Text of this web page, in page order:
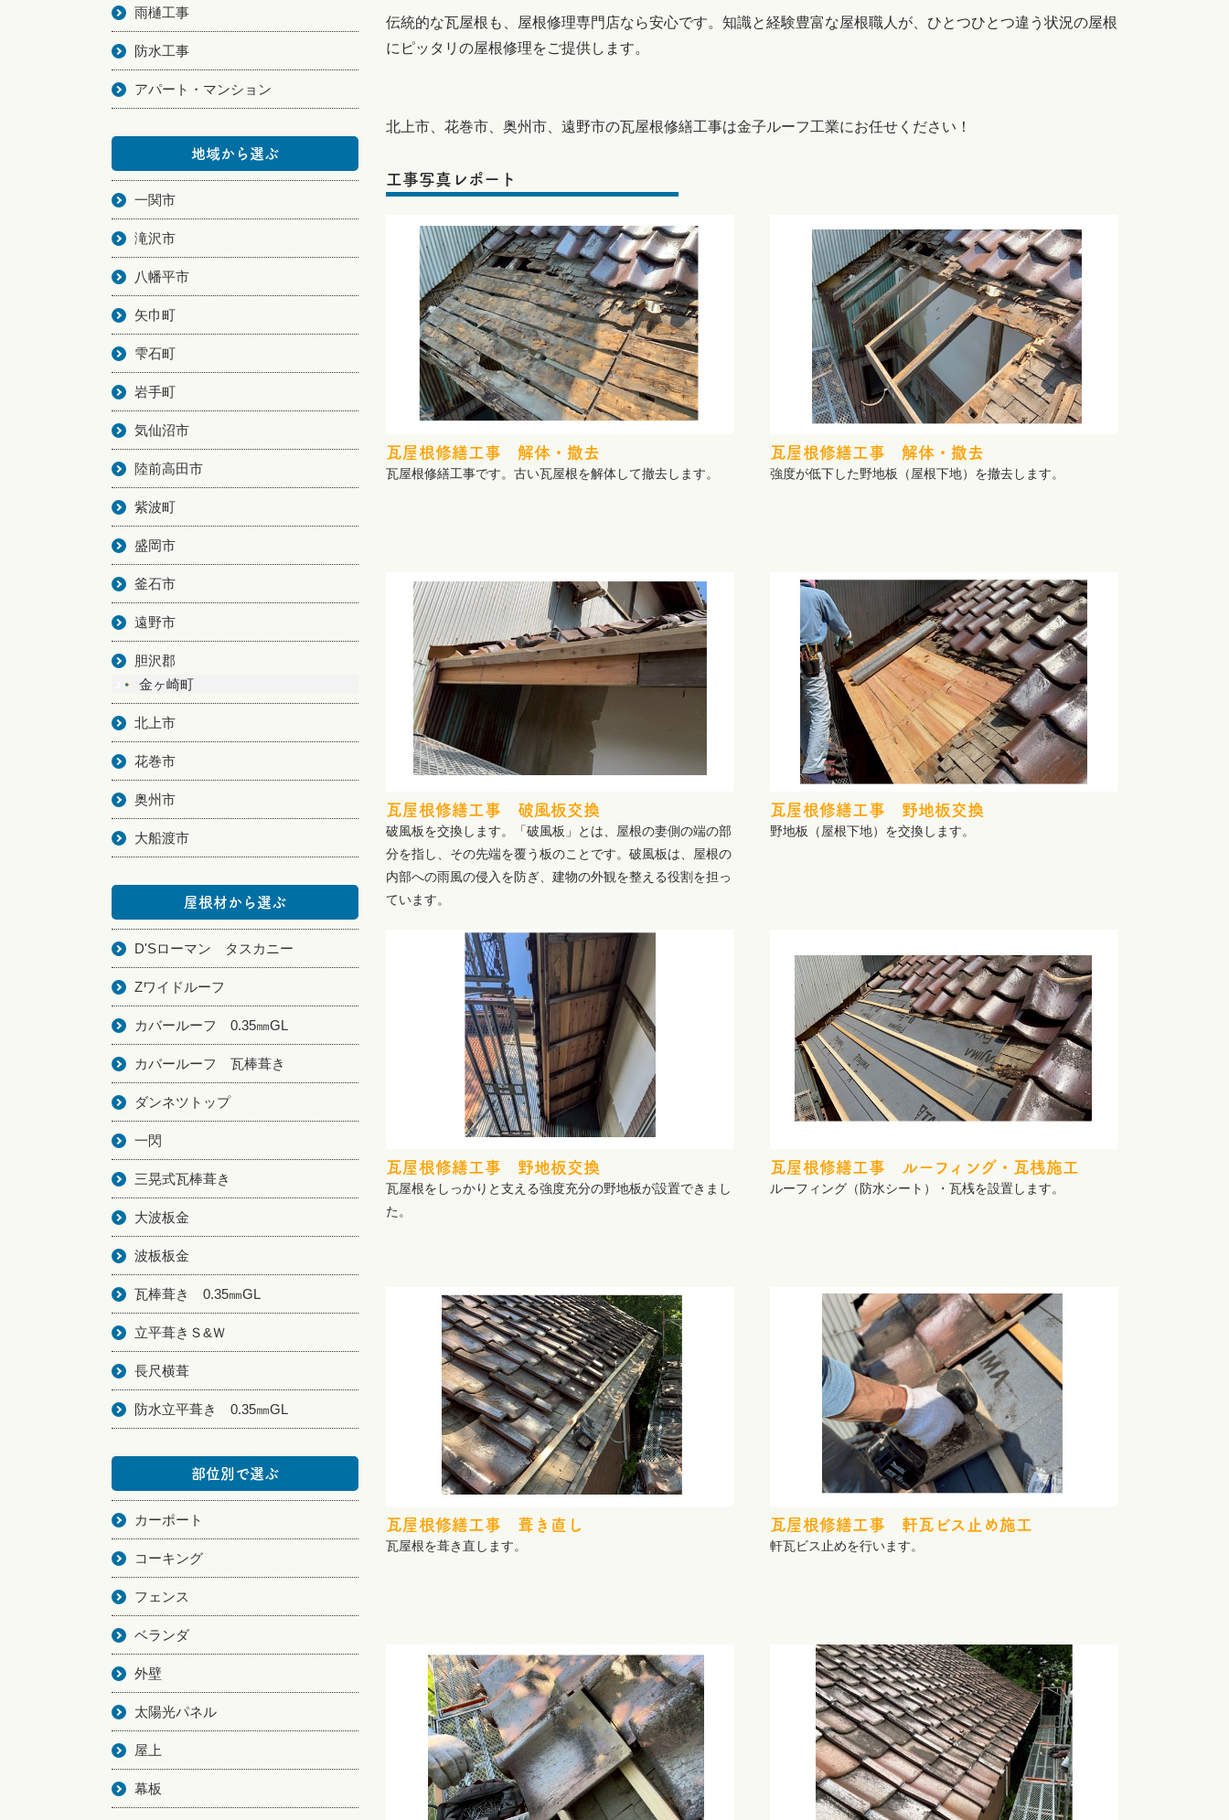
伝統的な瓦屋根も、屋根修理専門店なら安心です。知識と経験豊富な屋根職人が、ひとつひとつ違う状況の屋根
にピッタリの屋根修理をご提供します。
北上市、花巻市、奥州市、遠野市の瓦屋根修繕工事は金子ルーフ工業にお任せください！
工事写真レポート
瓦屋根修繕工事 解体・撤去
瓦屋根修繕工事です。古い瓦屋根を解体して撤去します。
瓦屋根修繕工事 解体・撤去
強度が低下した野地板（屋根下地）を撤去します。
瓦屋根修繕工事 破風板交換
破風板を交換します。「破風板」とは、屋根の妻側の端の部
分を指し、その先端を覆う板のことです。破風板は、屋根の
内部への雨風の侵入を防ぎ、建物の外観を整える役割を担っ
ています。
瓦屋根修繕工事 野地板交換
野地板（屋根下地）を交換します。
瓦屋根修繕工事 野地板交換
瓦屋根をしっかりと支える強度充分の野地板が設置できまし
た。
瓦屋根修繕工事 ルーフィング・瓦桟施工
ルーフィング（防水シート）・瓦桟を設置します。
瓦屋根修繕工事 葺き直し
瓦屋根を葺き直します。
瓦屋根修繕工事 軒瓦ビス止め施工
軒瓦ビス止めを行います。
雨樋工事
防水工事
アパート・マンション
地域から選ぶ
一関市
滝沢市
八幡平市
矢巾町
雫石町
岩手町
気仙沼市
陸前高田市
紫波町
盛岡市
釜石市
遠野市
胆沢郡
金ヶ崎町
北上市
花巻市
奥州市
大船渡市
屋根材から選ぶ
D'Sローマン タスカニー
Zワイドルーフ
カバールーフ 0.35㎜GL
カバールーフ 瓦棒葺き
ダンネツトップ
一閃
三晃式瓦棒葺き
大波板金
波板板金
瓦棒葺き 0.35㎜GL
立平葺きＳ&Ｗ
長尺横葺
防水立平葺き 0.35㎜GL
部位別で選ぶ
カーポート
コーキング
フェンス
ベランダ
外壁
太陽光パネル
屋上
幕板